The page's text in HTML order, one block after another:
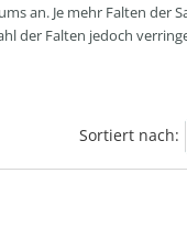
an. Je mehr Falten der
der Falten jedoch
Sortiert nach: